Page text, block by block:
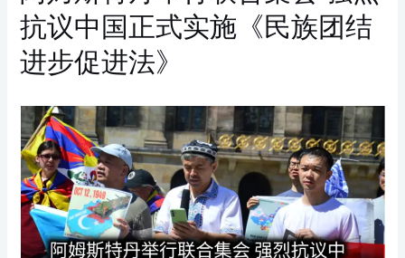
抗议中国正式实施《民族团结
进步促进法》